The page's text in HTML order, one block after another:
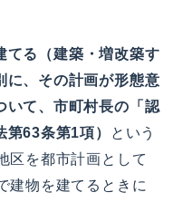
てる（建築・増改築す
に、その計画が形態意
いて、市町村長の「認
63条第1項）
という
区を都市計画として
建物を建てるときに